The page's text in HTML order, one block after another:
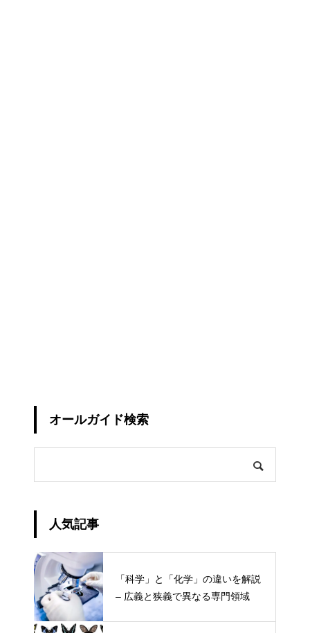
オールガイド検索
人気記事
「科学」と「化学」の違いを解説
– 広義と狭義で異なる専門領域